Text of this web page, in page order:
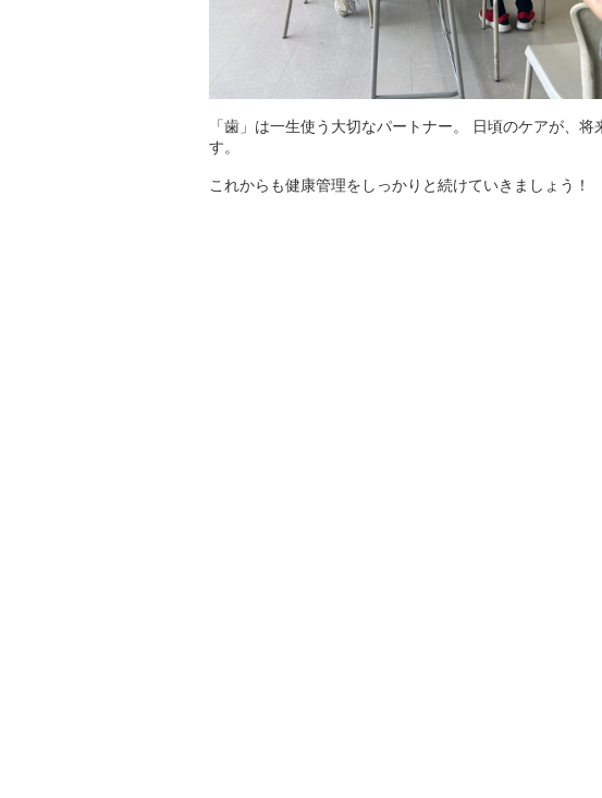
「歯」は一生使う大切なパートナー。 日頃のケアが、将
す。
これからも健康管理をしっかりと続けていきましょう！